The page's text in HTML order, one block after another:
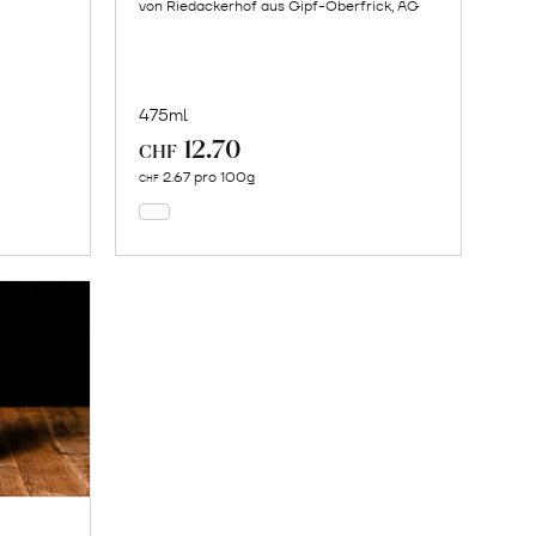
von Riedackerhof aus Gipf-Oberfrick, AG
475ml
CHF 12.70
CHF 2.67 pro 100g